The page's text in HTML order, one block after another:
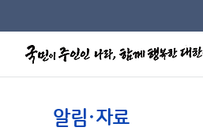
알림·자료